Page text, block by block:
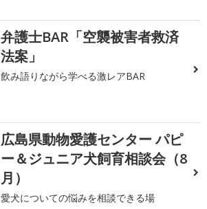
弁護士BAR「空襲被害者救済
法案」
飲み語りながら学べる激レアBAR
広島県動物愛護センター パピ
ー＆ジュニア犬飼育相談会（8
月）
愛犬についての悩みを相談できる場